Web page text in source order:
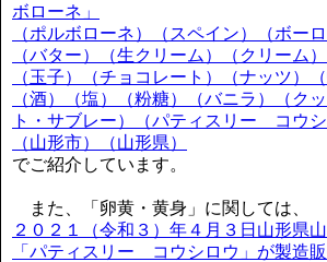
ボローネ」
（ポルボローネ）（スペイン）（ボー
（バター）（生クリーム）（クリーム
（玉子）（チョコレート）（ナッツ）
（酒）（塩）（粉糖）（バニラ）（ク
ト・サブレー）（パティスリー コウシ
（山形市）（山形県）
でご紹介しています。
また、「卵黄・黄身」に関しては、
２０２１（令和３）年４月３日山形県
「パティスリー コウシロウ」が製造